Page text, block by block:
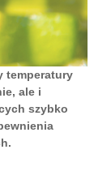
temperatury
ale i
szybko